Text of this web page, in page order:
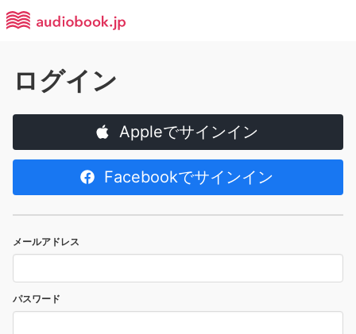
ログイン
Appleでサインイン
Facebookでサインイン
メールアドレス
パスワード